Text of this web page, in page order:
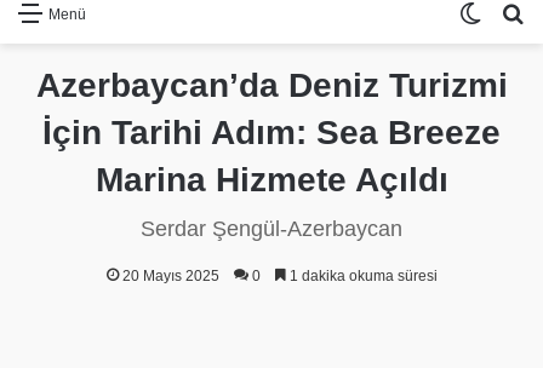
Menü Dış
Azerbaycan’da Deniz Turizmi
İçin Tarihi Adım: Sea Breeze
Marina Hizmete Açıldı
Serdar Şengül-Azerbaycan
20 Mayıs 2025 0 1 dakika okuma süresi